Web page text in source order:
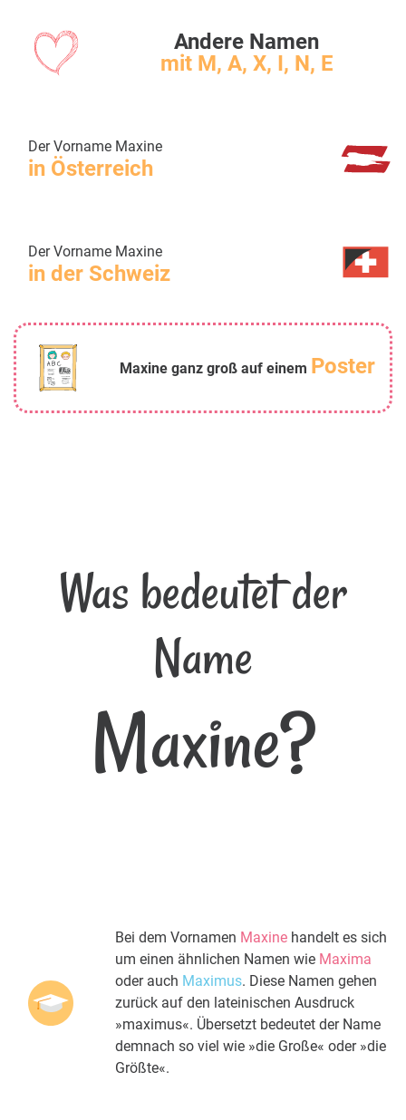
Andere Namen
mit M, A, X, I, N, E
Der Vorname Maxine
in Österreich
Der Vorname Maxine
in der Schweiz
Maxine ganz groß auf einem Poster
Was bedeutet der
Name
Maxine?
Bei dem Vornamen Maxine handelt es sich
um einen ähnlichen Namen wie Maxima
oder auch Maximus. Diese Namen gehen
zurück auf den lateinischen Ausdruck
»maximus«. Übersetzt bedeutet der Name
demnach so viel wie »die Große« oder »die
Größte«.